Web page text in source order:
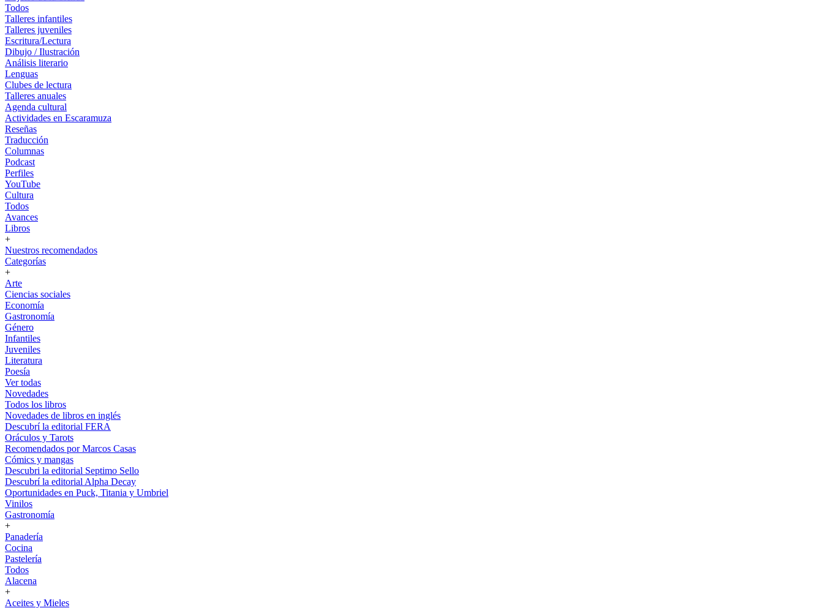
Todos
Talleres infantiles
Talleres juveniles
Escritura/Lectura
Dibujo / Ilustración
Análisis literario
Lenguas
Clubes de lectura
Talleres anuales
Agenda cultural
Actividades en Escaramuza
Reseñas
Traducción
Columnas
Podcast
Perfiles
YouTube
Cultura
Todos
Avances
Libros
+
Nuestros recomendados
Categorías
+
Arte
Ciencias sociales
Economía
Gastronomía
Género
Infantiles
Juveniles
Literatura
Poesía
Ver todas
Novedades
Todos los libros
Novedades de libros en inglés
Descubrí la editorial FERA
Oráculos y Tarots
Recomendados por Marcos Casas
Cómics y mangas
Descubri la editorial Septimo Sello
Descubrí la editorial Alpha Decay
Oportunidades en Puck, Titania y Umbriel
Vinilos
Gastronomía
+
Panadería
Cocina
Pastelería
Todos
Alacena
+
Aceites y Mieles